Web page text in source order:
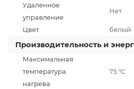
Удаленное
управление
Нет
Цвет белый
Производительность и
Максимальная
температура
нагрева
75 °C